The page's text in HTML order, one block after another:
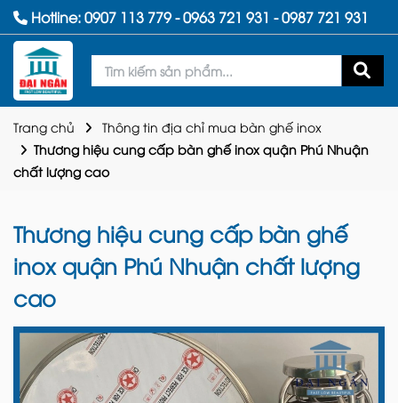
Hotline:0907 113 779-0963 721 931 -0987 721 931
Trang chủ
Thông tin địa chỉ mua bàn ghế inox
Thương hiệu cung cấp bàn ghế inox quận Phú Nhuận
chất lượng cao
Thương hiệu cung cấp bàn ghế
inox quận Phú Nhuận chất lượng
cao